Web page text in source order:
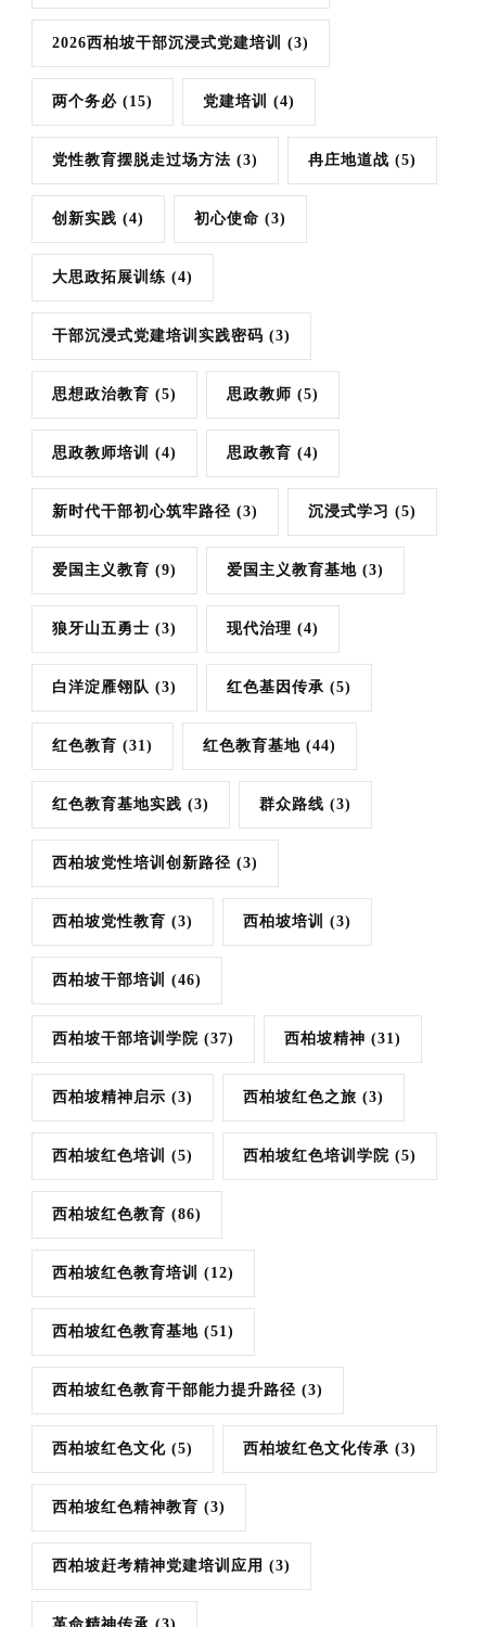
2026西柏坡干部沉浸式党建培训 (3)
两个务必 (15) 党建培训 (4)
党性教育摆脱走过场方法 (3) 冉庄地道战 (5)
创新实践 (4) 初心使命 (3)
大思政拓展训练 (4)
干部沉浸式党建培训实践密码 (3)
思想政治教育 (5) 思政教师 (5)
思政教师培训 (4) 思政教育 (4)
新时代干部初心筑牢路径 (3) 沉浸式学习 (5)
爱国主义教育 (9) 爱国主义教育基地 (3)
狼牙山五勇士 (3) 现代治理 (4)
白洋淀雁翎队 (3) 红色基因传承 (5)
红色教育 (31) 红色教育基地 (44)
红色教育基地实践 (3) 群众路线 (3)
西柏坡党性培训创新路径 (3)
西柏坡党性教育 (3) 西柏坡培训 (3)
西柏坡干部培训 (46)
西柏坡干部培训学院 (37) 西柏坡精神 (31)
西柏坡精神启示 (3) 西柏坡红色之旅 (3)
西柏坡红色培训 (5) 西柏坡红色培训学院 (5)
西柏坡红色教育 (86)
西柏坡红色教育培训 (12)
西柏坡红色教育基地 (51)
西柏坡红色教育干部能力提升路径 (3)
西柏坡红色文化 (5) 西柏坡红色文化传承 (3)
西柏坡红色精神教育 (3)
西柏坡赶考精神党建培训应用 (3)